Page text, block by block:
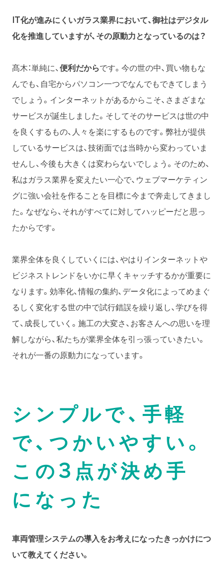
IT化が進みにくいガラス業界において、御社はデジタル
化を推進していますが、その原動力となっているのは？
髙木：単純に、 便利だからです。今の世の中、買い物もな
んでも、自宅からパソコン一つでなんでもできてしまう
でしょう。インターネットがあるからこそ、さまざまな
サービスが誕生しました。そしてそのサービスは世の中
を良くするもの、人々を楽にするものです。弊社が提供
しているサービスは、技術面では当時から変わっていま
せんし、今後も大きくは変わらないでしょう。そのため、
私はガラス業界を変えたい一心で、ウェブマーケティン
グに強い会社を作ることを目標に今まで奔走してきまし
た。なぜなら、それがすべてに対してハッピーだと思っ
たからです。
業界全体を良くしていくには、やはりインターネットや
ビジネストレンドをいかに早くキャッチするかが重要に
なります。効率化、情報の集約、データ化によってめまぐ
るしく変化する世の中で試行錯誤を繰り返し、学びを得
て、成長していく。施工の大変さ、お客さんへの思いを理
解しながら、私たちが業界全体を引っ張っていきたい。
それが一番の原動力になっています。
シンプルで、手軽
で、つかいやすい。
この3点が決め手
になった
車両管理システムの導入をお考えになったきっかけにつ
いて教えてください。